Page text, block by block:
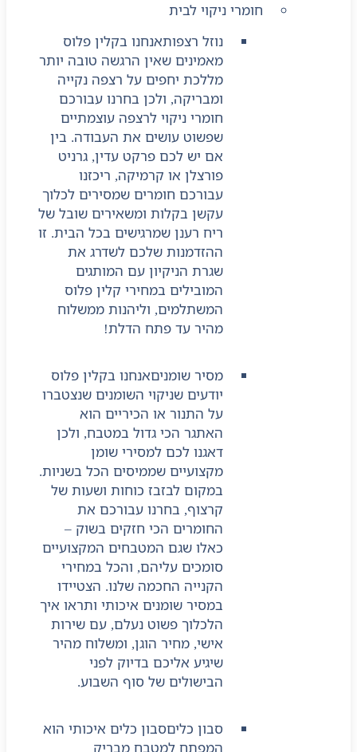
חומרי ניקוי לבית
נוזל רצפותאנחנו בקלין פלוס
מאמינים שאין הרגשה טובה יותר
מללכת יחפים על רצפה נקייה
ומבריקה, ולכן בחרנו עבורכם
חומרי ניקוי לרצפה עוצמתיים
שפשוט עושים את העבודה. בין
אם יש לכם פרקט עדין, גרניט
פורצלן או קרמיקה, ריכזנו
עבורכם חומרים שמסירים לכלוך
עקשן בקלות ומשאירים שובל של
ריח רענן שמרגישים בכל הבית. זו
ההזדמנות שלכם לשדרג את
שגרת הניקיון עם המותגים
המובילים במחירי קלין פלוס
המשתלמים, וליהנות ממשלוח
מהיר עד פתח הדלת!
מסיר שומניםאנחנו בקלין פלוס
יודעים שניקוי השומנים שנצטברו
על התנור או הכיריים הוא
האתגר הכי גדול במטבח, ולכן
דאגנו לכם למסירי שומן
מקצועיים שממיסים הכל בשניות.
במקום לבזבז כוחות ושעות של
קרצוף, בחרנו עבורכם את
החומרים הכי חזקים בשוק –
כאלו שגם המטבחים המקצועיים
סומכים עליהם, והכל במחירי
הקנייה החכמה שלנו. הצטיידו
במסיר שומנים איכותי ותראו איך
הלכלוך פשוט נעלם, עם שירות
אישי, מחיר הוגן, ומשלוח מהיר
שיגיע אליכם בדיוק לפני
הבישולים של סוף השבוע.
סבון כליםסבון כלים איכותי הוא
המפתח למטבח מבריק